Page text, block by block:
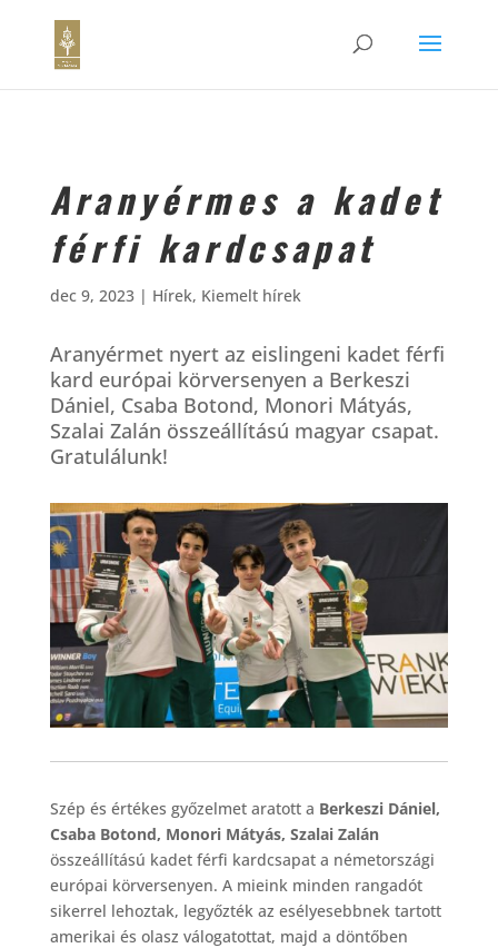
Aranyérmes a kadet
férfi kardcsapat
dec 9, 2023| Hírek, Kiemelt hírek
Aranyérmet nyert az eislingeni kadet férfi
kard európai körversenyen a Berkeszi
Dániel, Csaba Botond, Monori Mátyás,
Szalai Zalán összeállítású magyar csapat.
Gratulálunk!
Szép és értékes győzelmet aratott a Berkeszi Dániel,
Csaba Botond, Monori Mátyás, Szalai Zalán
összeállítású kadet férfi kardcsapat a németországi
európai körversenyen. A mieink minden rangadót
sikerrel lehoztak, legyőzték az esélyesebbnek tartott
amerikai és olasz válogatottat, majd a döntőben